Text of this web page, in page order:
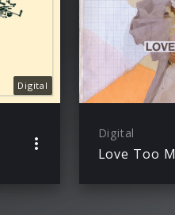
Digital
Digital
Love Too